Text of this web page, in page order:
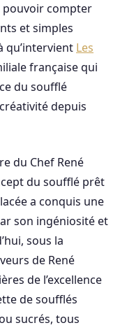
pouvoir compter
et simples
qu’intervient Les
française qui
du soufflé
depuis
du Chef René
du soufflé prêt
a conquis une
son ingéniosité et
sous la
de René
de l’excellence
de soufflés
sucrés, tous